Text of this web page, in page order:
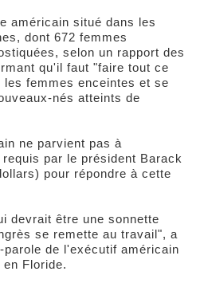
américain situé dans les
dont 672 femmes
selon un rapport des
qu'il faut "faire tout ce
les femmes enceintes et se
nés atteints de
ne parvient pas à
par le président Barack
pour répondre à cette
devrait être une sonnette
se remette au travail", a
de l'exécutif américain
Floride.